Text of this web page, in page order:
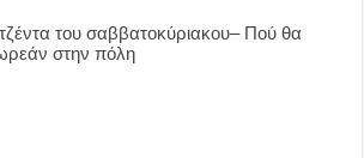
του σαββατοκύριακου– Πού θα
στην πόλη